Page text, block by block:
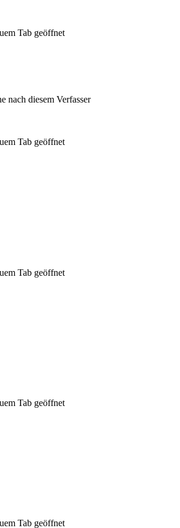
Tab geöffnet
nach diesem Verfasser
Tab geöffnet
Tab geöffnet
Tab geöffnet
Tab geöffnet